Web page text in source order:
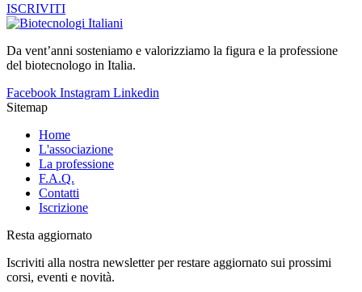
ISCRIVITI
Da vent’anni sosteniamo e valorizziamo la figura e la professione
del biotecnologo in Italia.
Facebook Instagram Linkedin
Sitemap
Home
L'associazione
La professione
F.A.Q.
Contatti
Iscrizione
Resta aggiornato
Iscriviti alla nostra newsletter per restare aggiornato sui prossimi
corsi, eventi e novità.